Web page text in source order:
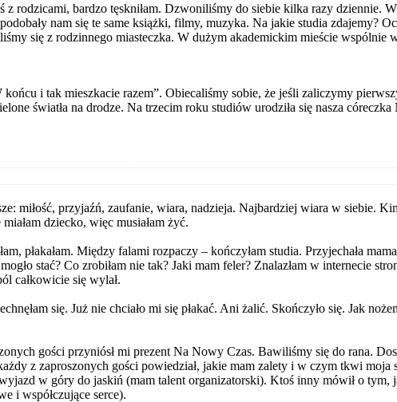
z rodzicami, bardzo tęskniłam. Dzwoniliśmy do siebie kilka razy dziennie.
nam się te same książki, filmy, muzyka. Na jakie studia zdajemy?
się z rodzinnego miasteczka. W dużym akademickim mieście wspólnie
końcu i tak mieszkacie razem”. Obiecaliśmy sobie, że jeśli zaliczymy
światła na drodze. Na trzecim roku studiów urodziła się nasza
miłość, przyjaźń, zaufanie, wiara, nadzieja. Najbardziej wiara w siebie.
dziecko, więc musiałam żyć.
płakałam. Między falami rozpaczy – kończyłam studia. Przyjechała
stać? Co zrobiłam nie tak? Jaki mam feler? Znalazłam w internecie
całkowicie się wylał.
się. Już nie chciało mi się płakać. Ani żalić. Skończyło się. Jak
gości przyniósł mi prezent Na Nowy Czas. Bawiliśmy się do rana.
z zaproszonych gości powiedział, jakie mam zalety i w czym tkwi moja
w góry do jaskiń (mam talent organizatorski). Ktoś inny mówił o tym,
i współczujące serce).